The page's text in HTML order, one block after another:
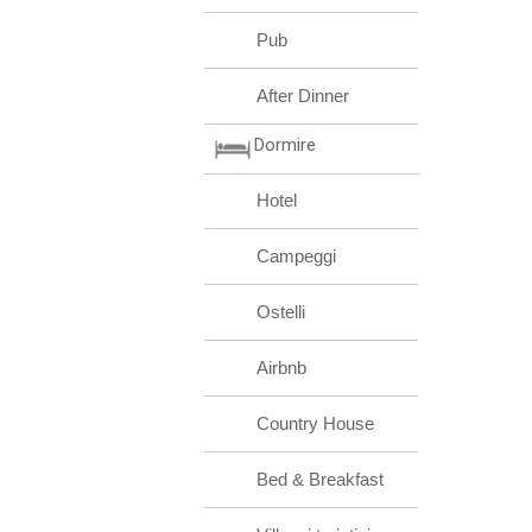
Pub
After Dinner
Dormire
Hotel
Campeggi
Ostelli
Airbnb
Country House
Bed & Breakfast